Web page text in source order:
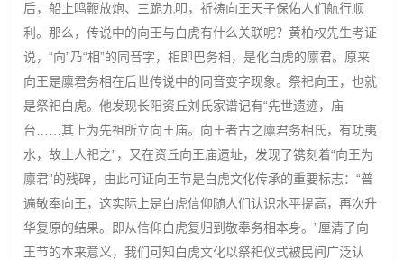
后，船上鸣鞭放炮、三跪九叩，祈祷向王天子保佑人们航行顺
利。那么，传说中的向王与白虎有什么关联呢？黄柏权先生考证
说，“向”乃“相”的同音字，相即巴务相，是化白虎的廪君。原来
向王是廪君务相在后世传说中的同音变字现象。祭祀向王，也就
是祭祀白虎。他发现长阳资丘刘氏家谱记有“先世遗迹，庙
台……其上为先祖所立向王庙。向王者古之廪君务相氏，有功夷
水，故土人祀之”，又在资丘向王庙遗址，发现了镌刻着“向王为
廪君”的残碑，由此可证向王节是白虎文化传承的重要标志：“普
遍敬奉向王，这实际上是白虎信仰随人们认识水平提高，再次升
华复原的结果。即从信仰白虎复归到敬奉务相本身。”厘清了向
王节的本来意义，我们可知白虎文化以祭祀仪式被民间广泛认